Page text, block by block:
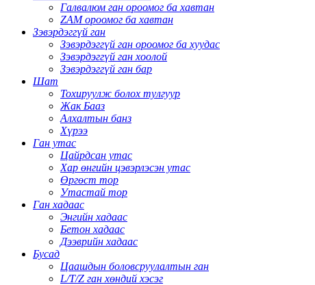
Галвалюм ган ороомог ба хавтан
ZAM ороомог ба хавтан
Зэвэрдэггүй ган
Зэвэрдэггүй ган ороомог ба хуудас
Зэвэрдэггүй ган хоолой
Зэвэрдэггүй ган бар
Шат
Тохируулж болох тулгуур
Жак Бааз
Алхалтын банз
Хүрээ
Ган утас
Цайрдсан утас
Хар өнгийн цэвэрлэсэн утас
Өргөст тор
Утастай тор
Ган хадаас
Энгийн хадаас
Бетон хадаас
Дээврийн хадаас
Бусад
Цаашдын боловсруулалтын ган
L/T/Z ган хөндий хэсэг